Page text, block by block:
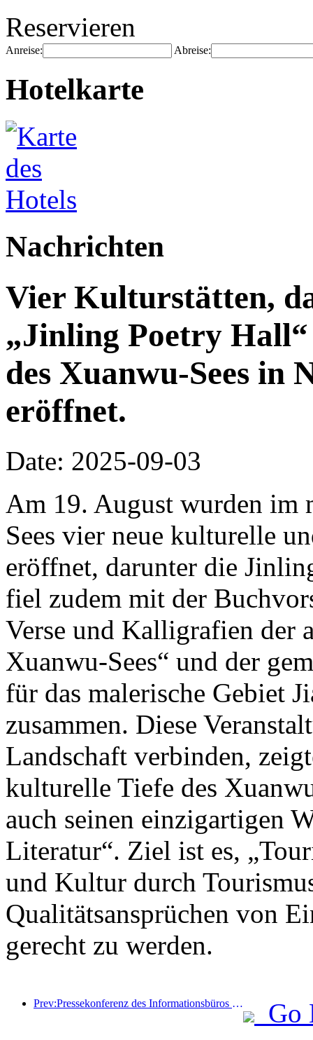
Reservieren
Anreise: Abreise:
Hotelkarte
Nachrichten
Vier Kulturstätten,
„Jinling Poetry
des Xuanwu-Sees
eröffnet.
Date: 2025-09-03
Am 19. August wurden im
Sees vier neue kulturelle
eröffnet, darunter die
fiel zudem mit der
Verse und Kalligrafien der
Xuanwu-Sees“ und der
für das malerische Gebiet
zusammen. Diese
Landschaft verbinden,
kulturelle Tiefe des
auch seinen einzigartigen
Literatur“. Ziel ist es,
und Kultur durch
Qualitätsansprüchen von
gerecht zu werden.
Prev:Pressekonferenz des Informationsbüros des Staatsrats: Derzeit gibt es in meinem Land 28 Grenzhäfen, die selbstfahrende Tourismusdienste anbieten können Go